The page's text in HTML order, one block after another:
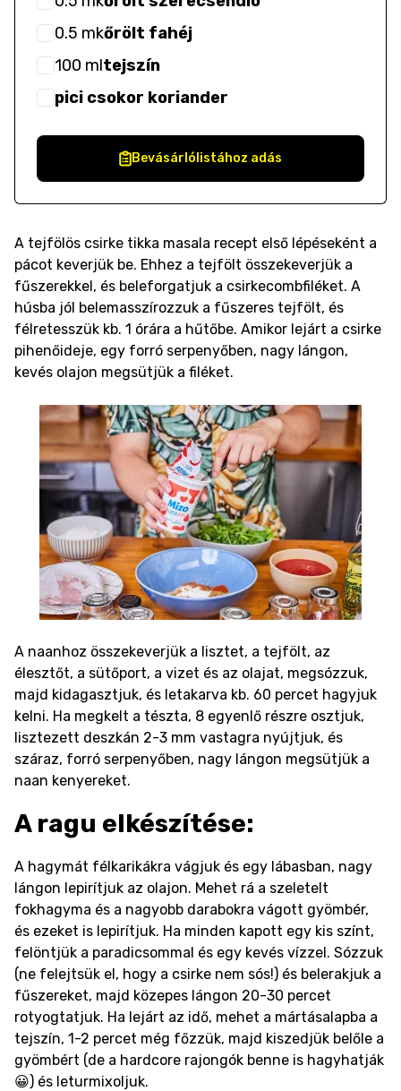
0.5 mkőrölt fahéj
100 mltejszín
pici csokor koriander
Bevásárlólistához adás
A tejfölös csirke tikka masala recept első lépéseként a
pácot keverjük be. Ehhez a tejfölt összekeverjük a
fűszerekkel, és beleforgatjuk a csirkecombfiléket. A
húsba jól belemasszírozzuk a fűszeres tejfölt, és
félretesszük kb. 1 órára a hűtőbe. Amikor lejárt a csirke
pihenőideje, egy forró serpenyőben, nagy lángon,
kevés olajon megsütjük a filéket.
A naanhoz összekeverjük a lisztet, a tejfölt, az
élesztőt, a sütőport, a vizet és az olajat, megsózzuk,
majd kidagasztjuk, és letakarva kb. 60 percet hagyjuk
kelni. Ha megkelt a tészta, 8 egyenlő részre osztjuk,
lisztezett deszkán 2-3 mm vastagra nyújtjuk, és
száraz, forró serpenyőben, nagy lángon megsütjük a
naan kenyereket.
A ragu elkészítése:
A hagymát félkarikákra vágjuk és egy lábasban, nagy
lángon lepirítjuk az olajon. Mehet rá a szeletelt
fokhagyma és a nagyobb darabokra vágott gyömbér,
és ezeket is lepirítjuk. Ha minden kapott egy kis színt,
felöntjük a paradicsommal és egy kevés vízzel. Sózzuk
(ne felejtsük el, hogy a csirke nem sós!) és belerakjuk a
fűszereket, majd közepes lángon 20-30 percet
rotyogtatjuk. Ha lejárt az idő, mehet a mártásalapba a
tejszín, 1-2 percet még főzzük, majd kiszedjük belőle a
gyömbért (de a hardcore rajongók benne is hagyhatják
😀) és leturmixoljuk.